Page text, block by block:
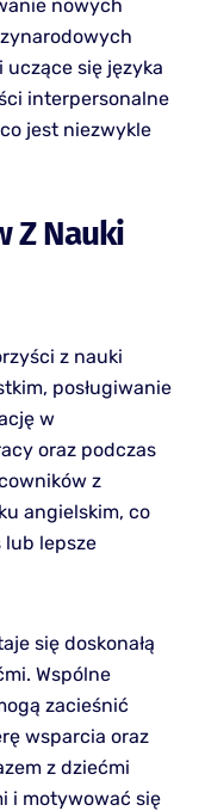
nowych
się języka
interpersonalne
jest niezwykle
Z Nauki
z nauki
posługiwanie
w
oraz podczas
z
angielskim, co
lub lepsze
się doskonałą
Wspólne
zacieśnić
wsparcia oraz
z dziećmi
i motywować się